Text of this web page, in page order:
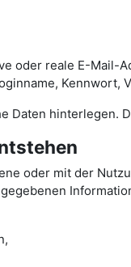
oder reale E-Mail-
Kennwort,
Daten hinterlegen.
oder mit der